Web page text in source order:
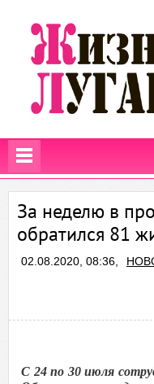
За неделю в
обратился 81
02.08.2020, 08:36,
С 24 по 30 июля